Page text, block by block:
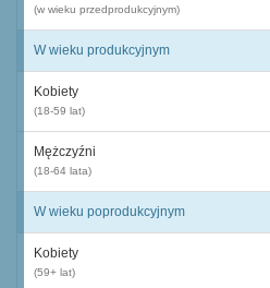
(w wieku przedprodukcyjnym)
W wieku produkcyjnym
Kobiety
(18-59 lat)
Mężczyźni
(18-64 lata)
W wieku poprodukcyjnym
Kobiety
(59+ lat)